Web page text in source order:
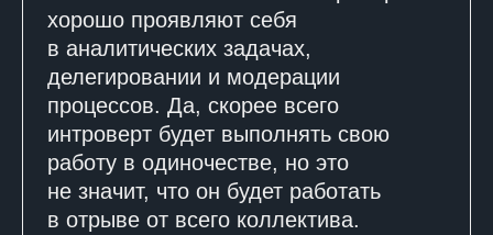
хорошо проявляют себя
в аналитических задачах,
делегировании и модерации
процессов. Да, скорее всего
интроверт будет выполнять свою
работу в одиночестве, но это
не значит, что он будет работать
в отрыве от всего коллектива.